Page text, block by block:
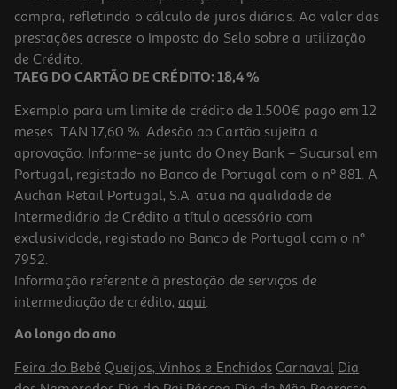
2.38 €/Lt
1,19 €
Refrigerante C/ Gás 7up Lima Limão Zero 4x1.5lt (sdr)
0.92 €/Lt
5,49 €
compra, refletindo o cálculo de juros diários. Ao valor das
prestações acresce o Imposto do Selo sobre a utilização
de Crédito.
TAEG DO CARTÃO DE CRÉDITO: 18,4 %
Exemplo para um limite de crédito de 1.500€ pago em 12
meses. TAN 17,60 %. Adesão ao Cartão sujeita a
aprovação. Informe-se junto do Oney Bank – Sucursal em
Portugal, registado no Banco de Portugal com o nº 881. A
Auchan Retail Portugal, S.A. atua na qualidade de
Intermediário de Crédito a título acessório com
exclusividade, registado no Banco de Portugal com o nº
7952.
Informação referente à prestação de serviços de
intermediação de crédito, aqui.
Ao longo do ano
Feira do Bebé Queijos, Vinhos e Enchidos Carnaval Dia